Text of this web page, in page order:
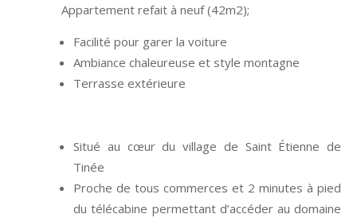
Appartement refait à neuf (42m2);
Facilité pour garer la voiture
Ambiance chaleureuse et style montagne
Terrasse extérieure
Situé au cœur du village de Saint Étienne de
Tinée
Proche de tous commerces et 2 minutes à pied
du télécabine permettant d’accéder au domaine